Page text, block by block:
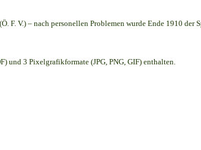
F. V.) – nach personellen Problemen wurde Ende 1910
und 3 Pixelgrafikformate (JPG, PNG, GIF) enthalten.